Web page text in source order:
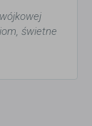
świetne